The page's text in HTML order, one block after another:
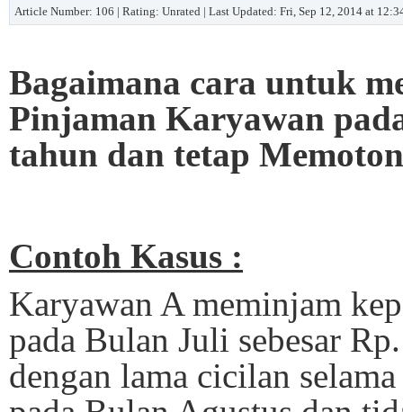
Article Number: 106 | Rating: Unrated | Last Updated: Fri, Sep 12, 2014 at
Bagaimana cara untuk
Pinjaman Karyawan
tahun dan tetap
Contoh Kasus :
Karyawan A meminjam
pada Bulan Juli sebesar
dengan lama cicilan